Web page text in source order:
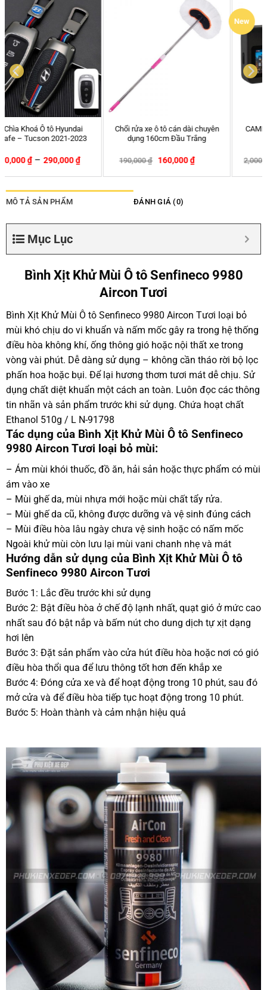
New
CAMERA HÀNH TRÌNH 70MAI
A400
2,000,000₫ 1,860,000 -7%
Thảm Lót Sàn Ô Tô Kardo Ford
Territory
2,190,000₫ 2,090,000 -5%
MÔ TẢ SẢN PHẨM ĐÁNH GIÁ (0)
Mục Lục
Bình Xịt Khử Mùi Ô tô Senfineco 9980
Aircon Tươi
Bình Xịt Khử Mùi Ô tô Senfineco 9980 Aircon Tươi loại bỏ
mùi khó chịu do vi khuẩn và nấm mốc gây ra trong hệ thống
điều hòa không khí, ống thông gió hoặc nội thất xe trong
vòng vài phút. Dễ dàng sử dụng – không cần tháo rời bộ lọc
phấn hoa hoặc bụi. Để lại hương thơm tươi mát dễ chịu. Sử
dụng chất diệt khuẩn một cách an toàn. Luôn đọc các thông
tin nhãn và sản phẩm trước khi sử dụng. Chứa hoạt chất
Ethanol 510g / L N-91798
Tác dụng của Bình Xịt Khử Mùi Ô tô Senfineco
9980 Aircon Tươi loại bỏ mùi:
– Ám mùi khói thuốc, đồ ăn, hải sản hoặc thực phẩm có mùi
ám vào xe
– Mùi ghế da, mùi nhựa mới hoặc mùi chất tẩy rửa.
– Mùi ghế da cũ, không được dưỡng và vệ sinh đúng cách
– Mùi điều hòa lâu ngày chưa vệ sinh hoặc có nấm mốc
Ngoài khử mùi còn lưu lại mùi vani chanh nhẹ và mát
Hướng dẫn sử dụng của Bình Xịt Khử Mùi Ô tô
Senfineco 9980 Aircon Tươi
Bước 1: Lắc đều trước khi sử dụng
Bước 2: Bật điều hòa ở chế độ lạnh nhất, quạt gió ở mức cao
nhất sau đó bật nắp và bấm nút cho dung dịch tự xịt dạng
hơi lên
Bước 3: Đặt sản phẩm vào cửa hút điều hòa hoặc nơi có gió
điều hòa thổi qua để lưu thông tốt hơn đến khắp xe
Bước 4: Đóng cửa xe và để hoạt động trong 10 phút, sau đó
mở cửa và để điều hòa tiếp tục hoạt động trong 10 phút.
Bước 5: Hoàn thành và cảm nhận hiệu quả